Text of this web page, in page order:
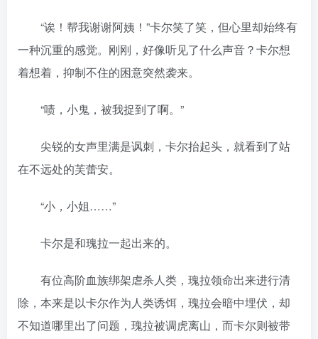
“诶！帮我谢谢阿姨！”卡尔笑了笑，但心里却始终有
一种沉重的感觉。刚刚，好像听见了什么声音？卡尔想
着想着，抑制不住的困意突然袭来。
“啧，小鬼，被我捉到了啊。”
尖锐的女声里满是讽刺，卡尔抬起头，就看到了站
在不远处的芙蕾安。
“小，小姐……”
卡尔是和瑰拉一起出来的。
有位高阶血族绑架虐杀人类，瑰拉领命出来进行清
除，本来是以卡尔作为人类诱饵，瑰拉会暗中埋伏，却
不知道哪里出了问题，瑰拉被调虎离山，而卡尔则被带